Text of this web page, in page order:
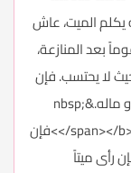
يكلم الميت، عاش
بعد المنازعة،
لا يحتسب. فإن
قبل ميتاً معروفاً، فإنّه ينتفع من الميت بعلمه أو ماله.&nbsp;
</span></b></p><p><span style="color: #244061;"><b>فإن
رأى ميتاً